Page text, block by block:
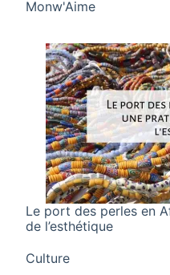
Par rapport à
Monw'Aime
Le port des perles en
de l’esthétique
Par rapport à
Culture